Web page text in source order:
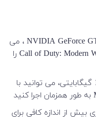
به لطف کارت گرافیک NVIDIA GeForce GTX 1660 Ti ، می
توانید بازی هایی قوی تر از Call of Duty: Modern Warfare را
با پردازنده core i5 نسل 11 و رم 16 گیگابایتی، می توانید با
بیش از اندازه کافی برای